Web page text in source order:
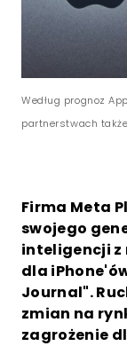
Według prognoz
partnerstwach
Firma Meta
swojego
inteligencji z
dla
Journal".
zmian na
zagrożenie